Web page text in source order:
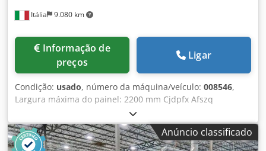
Itália 9.080 km
preços
Ligar
Condição: usado, número da máquina/veículo: 008546,
Largura máxima do painel: 2200 mm Cjdpfx Afszq
Uraopjha Comprimento máximo do painel: 3800 mm
Diâmetro máximo da lâmina principal da serra circular:
123 mm Número de grampos de fixação: 7Anúncio classificado